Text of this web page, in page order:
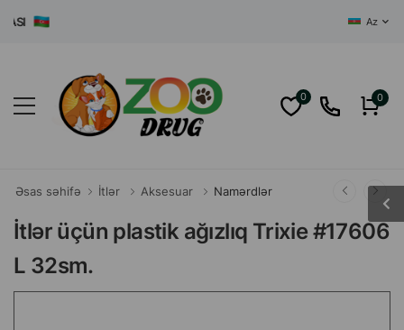
Az
0 0
Əsas səhifə İtlər Aksesuar Namərdlər
İtlər üçün plastik ağızlıq Trixie #17606
L 32sm.